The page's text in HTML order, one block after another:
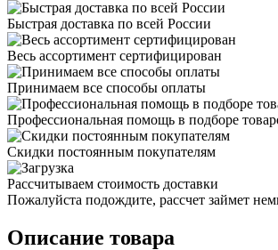
Быстрая доставка по всей России
Весь ассортимент сертифицирован
Принимаем все способы оплаты
Профессиональная помощь в подборе
Скидки постоянным покупателям
Рассчитываем стоимость доставки
Пожалуйста подождите, рассчет займет
Описание товара